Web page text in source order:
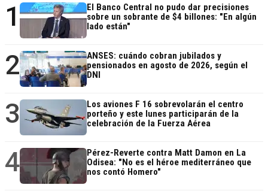
1
El Banco Central no pudo dar precisiones
sobre un sobrante de $4 billones: "En algún
lado están"
2
ANSES: cuándo cobran jubilados y
pensionados en agosto de 2026, según el
DNI
3
Los aviones F 16 sobrevolarán el centro
porteño y este lunes participarán de la
celebración de la Fuerza Aérea
4
Pérez-Reverte contra Matt Damon en La
Odisea: "No es el héroe mediterráneo que
nos contó Homero"